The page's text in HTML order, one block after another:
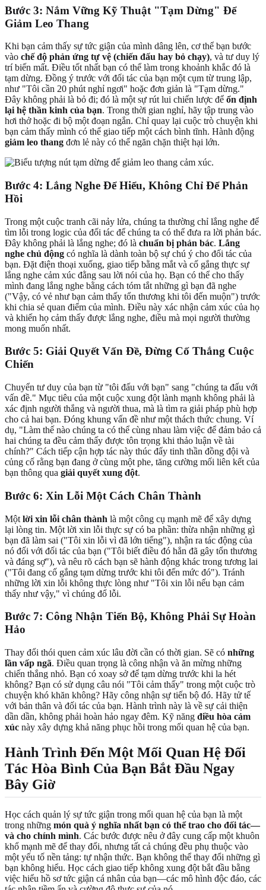
Bước 3: Nắm Vững Kỹ Thuật "Tạm Dừng" Để
Giảm Leo Thang
Khi bạn cảm thấy sự tức giận của mình dâng lên, cơ thể bạn bước
vào chế độ phản ứng tự vệ (chiến đấu hay bỏ chạy), và tư duy lý
trí biến mất. Điều tốt nhất bạn có thể làm trong khoảnh khắc đó là
tạm dừng. Đồng ý trước với đối tác của bạn một cụm từ trung lập,
như "Tôi cần 20 phút nghỉ ngơi" hoặc đơn giản là "Tạm dừng."
Đây không phải là bỏ đi; đó là một sự rút lui chiến lược để ổn định
lại hệ thần kinh của bạn. Trong thời gian nghỉ, hãy tập trung vào
hơi thở hoặc đi bộ một đoạn ngắn. Chỉ quay lại cuộc trò chuyện khi
bạn cảm thấy mình có thể giao tiếp một cách bình tĩnh. Hành động
giảm leo thang đơn lẻ này có thể ngăn chặn thiệt hại lớn.
Bước 4: Lắng Nghe Để Hiểu, Không Chỉ Để Phản
Hồi
Trong một cuộc tranh cãi nảy lửa, chúng ta thường chỉ lắng nghe để
tìm lỗi trong logic của đối tác để chúng ta có thể đưa ra lời phản bác.
Đây không phải là lắng nghe; đó là chuẩn bị phản bác. Lắng
nghe chủ động có nghĩa là dành toàn bộ sự chú ý cho đối tác của
bạn. Đặt điện thoại xuống, giao tiếp bằng mắt và cố gắng thực sự
lắng nghe cảm xúc đằng sau lời nói của họ. Bạn có thể cho thấy
mình đang lắng nghe bằng cách tóm tắt những gì bạn đã nghe
("Vậy, có vẻ như bạn cảm thấy tổn thương khi tôi đến muộn") trước
khi chia sẻ quan điểm của mình. Điều này xác nhận cảm xúc của họ
và khiến họ cảm thấy được lắng nghe, điều mà mọi người thường
mong muốn nhất.
Bước 5: Giải Quyết Vấn Đề, Đừng Cố Thắng Cuộc
Chiến
Chuyển tư duy của bạn từ "tôi đấu với bạn" sang "chúng ta đấu với
vấn đề." Mục tiêu của một cuộc xung đột lành mạnh không phải là
xác định người thắng và người thua, mà là tìm ra giải pháp phù hợp
cho cả hai bạn. Đóng khung vấn đề như một thách thức chung. Ví
dụ, "Làm thế nào chúng ta có thể cùng nhau làm việc để đảm bảo cả
hai chúng ta đều cảm thấy được tôn trọng khi thảo luận về tài
chính?" Cách tiếp cận hợp tác này thúc đẩy tinh thần đồng đội và
củng cố rằng bạn đang ở cùng một phe, tăng cường mối liên kết của
bạn thông qua giải quyết xung đột.
Bước 6: Xin Lỗi Một Cách Chân Thành
Một lời xin lỗi chân thành là một công cụ mạnh mẽ để xây dựng
lại lòng tin. Một lời xin lỗi thực sự có ba phần: thừa nhận những gì
bạn đã làm sai ("Tôi xin lỗi vì đã lớn tiếng"), nhận ra tác động của
nó đối với đối tác của bạn ("Tôi biết điều đó hẳn đã gây tổn thương
và đáng sợ"), và nêu rõ cách bạn sẽ hành động khác trong tương lai
("Tôi đang cố gắng tạm dừng trước khi tôi đến mức đó"). Tránh
những lời xin lỗi không thực lòng như "Tôi xin lỗi nếu bạn cảm
thấy như vậy," vì chúng đổ lỗi.
Bước 7: Công Nhận Tiến Bộ, Không Phải Sự Hoàn
Hảo
Thay đổi thói quen cảm xúc lâu đời cần có thời gian. Sẽ có những
lần vấp ngã. Điều quan trọng là công nhận và ăn mừng những
chiến thắng nhỏ. Bạn có xoay sở để tạm dừng trước khi la hét
không? Bạn có sử dụng câu nói "Tôi cảm thấy" trong một cuộc trò
chuyện khó khăn không? Hãy công nhận sự tiến bộ đó. Hãy tử tế
với bản thân và đối tác của bạn. Hành trình này là về sự cải thiện
dần dần, không phải hoàn hảo ngay đêm. Kỹ năng điều hòa cảm
xúc này xây dựng khả năng phục hồi trong mối quan hệ của bạn.
Hành Trình Đến Một Mối Quan Hệ Đối
Tác Hòa Bình Của Bạn Bắt Đầu Ngay
Bây Giờ
Học cách quản lý sự tức giận trong mối quan hệ của bạn là một
trong những món quà ý nghĩa nhất bạn có thể trao cho đối tác—
và cho chính mình. Các bước được nêu ở đây cung cấp một khuôn
khổ mạnh mẽ để thay đổi, nhưng tất cả chúng đều phụ thuộc vào
một yếu tố nền tảng: tự nhận thức. Bạn không thể thay đổi những gì
bạn không hiểu. Học cách giao tiếp không xung đột bắt đầu bằng
việc hiểu hồ sơ tức giận cá nhân của bạn—các mô hình độc đáo, các